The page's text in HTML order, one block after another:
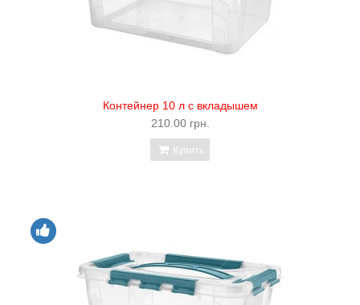
Контейнер 10 л с вкладышем
210.00 грн.
Купить